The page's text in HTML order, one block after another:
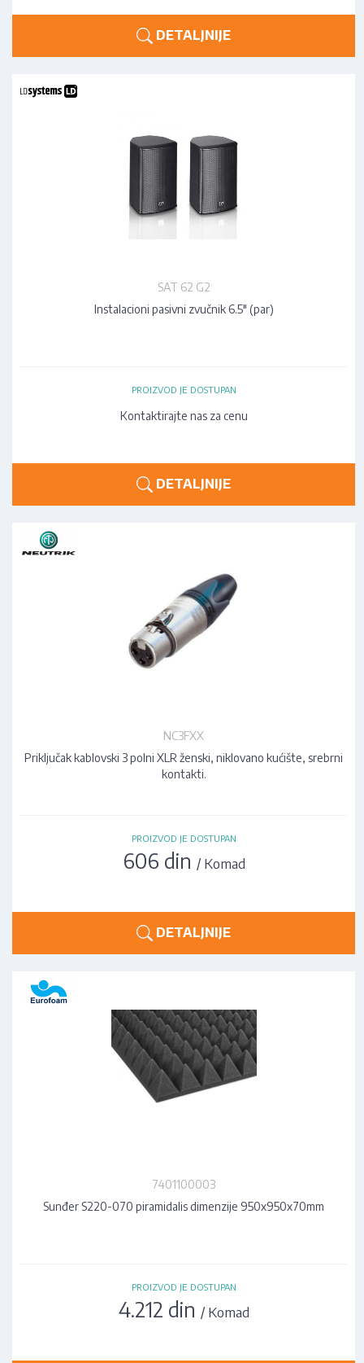
DETALJNIJE
SAT 62 G2
Instalacioni pasivni zvučnik 6.5" (par)
PROIZVOD JE DOSTUPAN
Kontaktirajte nas za cenu
DETALJNIJE
NC3FXX
Priključak kablovski 3 polni XLR ženski, niklovano kućište, srebrni
kontakti.
PROIZVOD JE DOSTUPAN
606 din / Komad
DETALJNIJE
7401100003
Sunđer S220-070 piramidalis dimenzije 950x950x70mm
PROIZVOD JE DOSTUPAN
4.212 din / Komad